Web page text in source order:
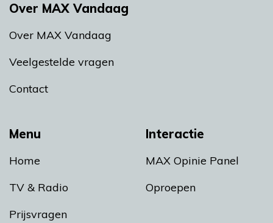
Menu
Home
TV & Radio
Prijsvragen
Interactie
MAX Opinie Panel
Oproepen
Over MAX Vandaag
Over MAX Vandaag
Veelgestelde vragen
Contact